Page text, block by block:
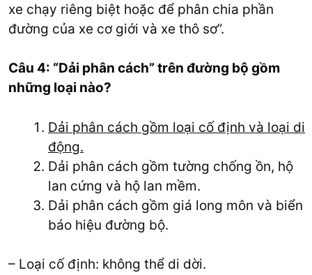
xe chạy riêng biệt hoặc để phân chia phần
đường của xe cơ giới và xe thô sơ”.
Câu 4: “Dải phân cách” trên đường bộ gồm
những loại nào?
Dải phân cách gồm loại cố định và loại di
động.
Dải phân cách gồm tường chống ồn, hộ
lan cứng và hộ lan mềm.
Dải phân cách gồm giá long môn và biển
báo hiệu đường bộ.
– Loại cố định: không thể di dời.